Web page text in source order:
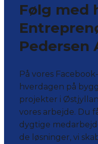
Følg med
Pedersen
På vores
hverdagen på
projekter i
vores arbejde. Du
dygtige
de løsninger, vi